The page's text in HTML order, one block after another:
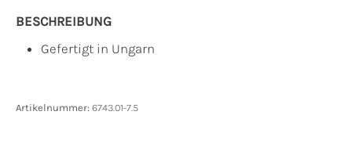
BESCHREIBUNG
Gefertigt in Ungarn
Artikelnummer: 6743.01-7.5